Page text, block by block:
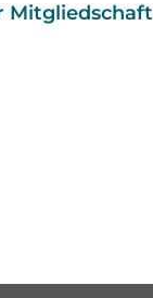
Mitgliedschaft